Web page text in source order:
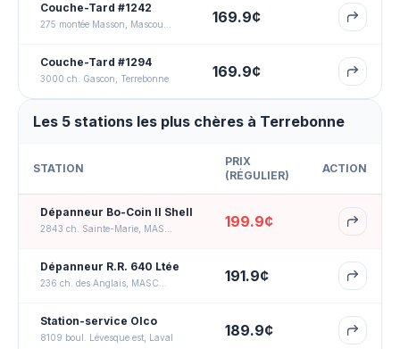
Couche-Tard #1242
169.9¢
Couche-Tard #1294
3000 ch. Gascon, Terrebonne 169.9¢
Les 5 stations les plus chères à Terrebonne
STATION
PRIX
(RÉGULIER)
ACTION
Dépanneur Bo-Coin II Shell
199.9¢
Dépanneur R.R. 640 Ltée
191.9¢
Station-service Olco
8109 boul. Lévesque est, Laval 189.9¢